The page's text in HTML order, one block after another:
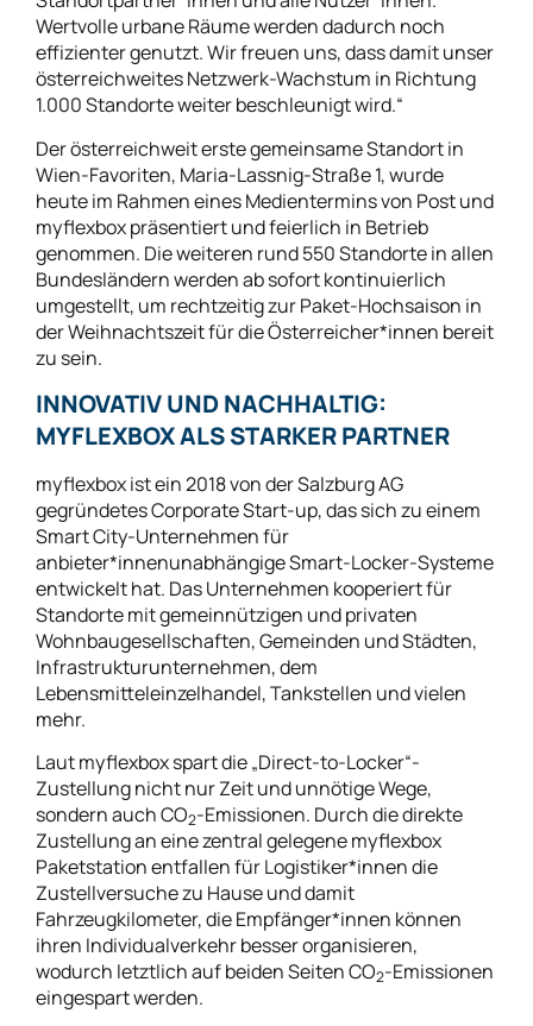
Wertvolle urbane Räume werden dadurch noch
effizienter genutzt. Wir freuen uns, dass damit unser
österreichweites Netzwerk-Wachstum in Richtung
1.000 Standorte weiter beschleunigt wird.“
Der österreichweit erste gemeinsame Standort in
Wien-Favoriten, Maria-Lassnig-Straße 1, wurde
heute im Rahmen eines Medientermins von Post und
myflexbox präsentiert und feierlich in Betrieb
genommen. Die weiteren rund 550 Standorte in allen
Bundesländern werden ab sofort kontinuierlich
umgestellt, um rechtzeitig zur Paket-Hochsaison in
der Weihnachtszeit für die Österreicher*innen bereit
zu sein.
INNOVATIV UND NACHHALTIG:
MYFLEXBOX ALS STARKER PARTNER
myflexbox ist ein 2018 von der Salzburg AG
gegründetes Corporate Start-up, das sich zu einem
Smart City-Unternehmen für
anbieter*innenunabhängige Smart-Locker-Systeme
entwickelt hat. Das Unternehmen kooperiert für
Standorte mit gemeinnützigen und privaten
Wohnbaugesellschaften, Gemeinden und Städten,
Infrastrukturunternehmen, dem
Lebensmitteleinzelhandel, Tankstellen und vielen
mehr.
Laut myflexbox spart die „Direct-to-Locker“-
Zustellung nicht nur Zeit und unnötige Wege,
sondern auch CO2-Emissionen. Durch die direkte
Zustellung an eine zentral gelegene myflexbox
Paketstation entfallen für Logistiker*innen die
Zustellversuche zu Hause und damit
Fahrzeugkilometer, die Empfänger*innen können
ihren Individualverkehr besser organisieren,
wodurch letztlich auf beiden Seiten CO2-Emissionen
eingespart werden.